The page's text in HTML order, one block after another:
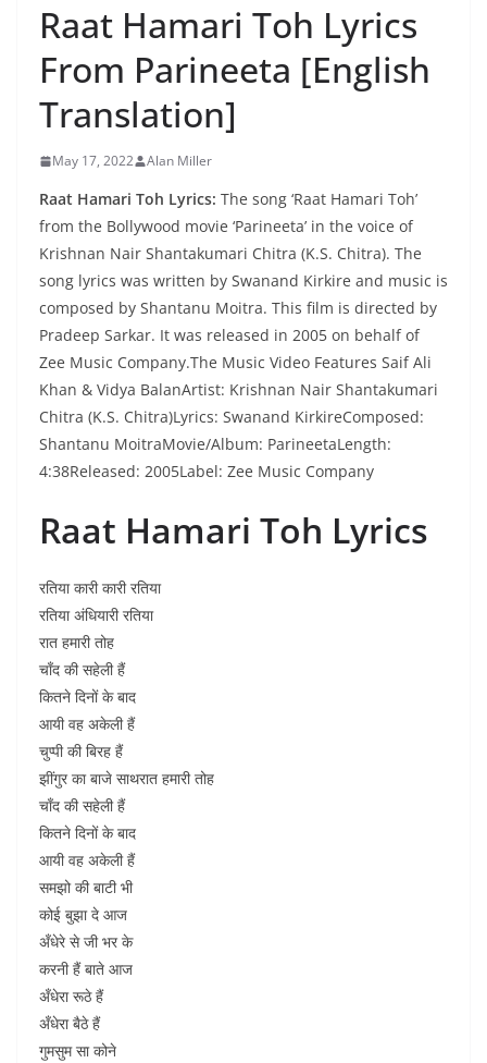
Raat Hamari Toh Lyrics
From Parineeta [English
Translation]
May 17, 2022 Alan Miller
Raat Hamari Toh Lyrics: The song ‘Raat Hamari Toh’
from the Bollywood movie ‘Parineeta’ in the voice of
Krishnan Nair Shantakumari Chitra (K.S. Chitra). The
song lyrics was written by Swanand Kirkire and music is
composed by Shantanu Moitra. This film is directed by
Pradeep Sarkar. It was released in 2005 on behalf of
Zee Music Company.The Music Video Features Saif Ali
Khan & Vidya BalanArtist: Krishnan Nair Shantakumari
Chitra (K.S. Chitra)Lyrics: Swanand KirkireComposed:
Shantanu MoitraMovie/Album: ParineetaLength:
4:38Released: 2005Label: Zee Music Company
Raat Hamari Toh Lyrics
रतिया कारी कारी रतिया
रतिया अंधियारी रतिया
रात हमारी तोह
चाँद की सहेली हैं
कितने दिनों के बाद
आयी वह अकेली हैं
चुप्पी की बिरह हैं
झींगुर का बाजे साथरात हमारी तोह
चाँद की सहेली हैं
कितने दिनों के बाद
आयी वह अकेली हैं
समझो की बाटी भी
कोई बुझा दे आज
अँधेरे से जी भर के
करनी हैं बाते आज
अँधेरा रूठे हैं
अँधेरा बैठे हैं
गुमसुम सा कोने